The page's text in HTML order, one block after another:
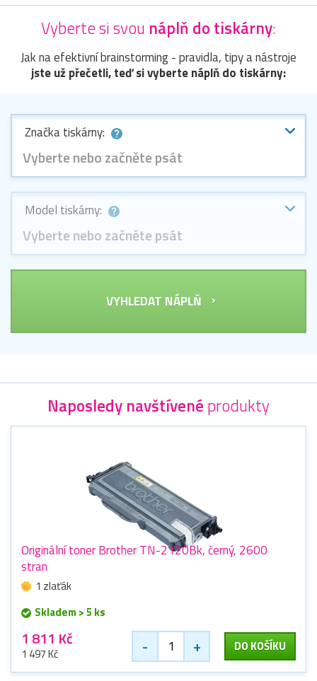
Vyberte si svou náplň do tiskárny:
Jak na efektivní brainstorming - pravidla, tipy a nástroje
jste už přečetli, teď si vyberte náplň do tiskárny:
Značka tiskárny:
Vyberte nebo začněte psát
Model tiskárny:
Vyberte nebo začněte psát
VYHLEDAT NÁPLŇ
Naposledy navštívené produkty
Originální toner Brother TN-2120Bk, černý, 2600
stran
1 zlaťák
Skladem > 5 ks
1 811 Kč
1 497 Kč - + DO KOŠÍKU